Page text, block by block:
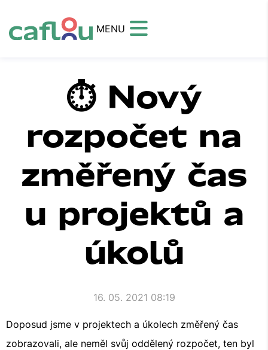
MENU
⏱ Nový
rozpočet na
změřený čas
u projektů a
úkolů
16. 05. 2021 08:19
Doposud jsme v projektech a úkolech změřený čas
zobrazovali, ale neměl svůj oddělený rozpočet, ten byl